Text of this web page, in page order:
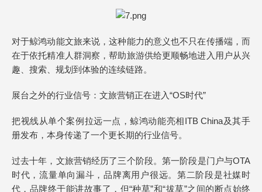
对于鲸鸿动能文旅来说，这种能力的意义也不只在传播端，而
在于依托精准人群洞察，帮助旅游供给更顺畅地进入用户从兴
趣、搜索、规划到体验的连续链路。
展台之外的行业信号：文旅营销正在进入“OS时代”
把视线从单个案例拉远一点，鲸鸿动能亮相ITB China及其手
册发布，本身传递了一个更长期的行业信号。
过去十年，文旅营销经历了三个阶段。第一阶段是门户与OTA
时代，流量单向漏斗，品牌离用户很远。第二阶段是社媒时
代，品牌终于能讲故事了，但“种草”和“拔草”之间的断点始终